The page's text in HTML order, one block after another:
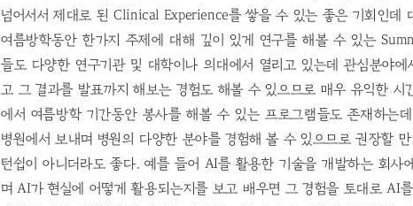
넘어서서 제대로 된 Clinical Experience를 쌓을 수 있는 좋은 기회인데
여름방학동안 한가지 주제에 대해 깊이 있게 연구를 해볼 수 있는
들도 다양한 연구기관 및 대학이나 의대에서 열리고 있는데 관심분야에
고 그 결과를 발표까지 해보는 경험도 해볼 수 있으므로 매우 유익한 시
에서 여름방학 기간동안 봉사를 해볼 수 있는 프로그램들도 존재하는
병원에서 보내며 병원의 다양한 분야를 경험해 볼 수 있으므로 권장할
턴쉽이 아니더라도 좋다. 예를 들어 AI를 활용한 기술을 개발하는 회사
며 AI가 현실에 어떻게 활용되는지를 보고 배우면 그 경험을 토대로 AI